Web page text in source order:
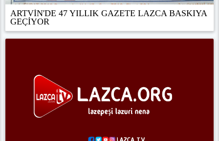
ARTVİN'DE 47 YILLIK GAZETE LAZCA BASKIYA
GEÇİYOR